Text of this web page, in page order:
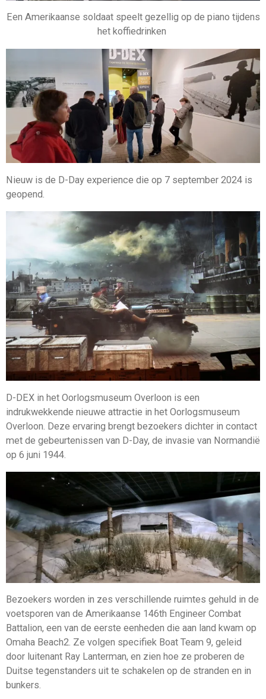
Een Amerikaanse soldaat speelt gezellig op de piano tijdens
het koffiedrinken
Nieuw is de D-Day experience die op 7 september 2024 is
geopend.
D-DEX in het Oorlogsmuseum Overloon is een
indrukwekkende nieuwe attractie in het Oorlogsmuseum
Overloon. Deze ervaring brengt bezoekers dichter in contact
met de gebeurtenissen van D-Day, de invasie van Normandië
op 6 juni 1944.
Bezoekers worden in zes verschillende ruimtes gehuld in de
voetsporen van de Amerikaanse 146th Engineer Combat
Battalion, een van de eerste eenheden die aan land kwam op
Omaha Beach2. Ze volgen specifiek Boat Team 9, geleid
door luitenant Ray Lanterman, en zien hoe ze proberen de
Duitse tegenstanders uit te schakelen op de stranden en in
bunkers.